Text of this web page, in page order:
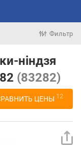
Фильтр
ніндзя
(83282)
ЦЕНЫ 12